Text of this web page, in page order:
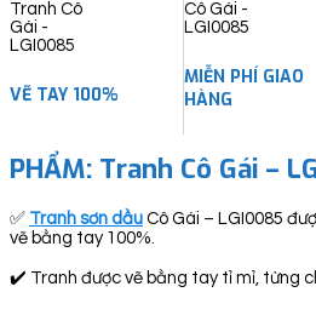
VẼ TAY 100%
MIỄN PHÍ GIAO
HÀNG
PHẨM: Tranh Cô Gái –
✅ Tranh sơn dầu Cô Gái – LGI0085
vẽ bằng tay 100%.
✔️ Tranh được vẽ bằng tay tỉ mỉ, từng